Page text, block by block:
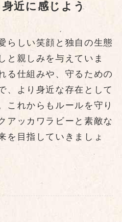
近に感じよう
らしい笑顔と独自の生態
と親しみを与えていま
る仕組みや、守るための
、より身近な存在として
これからもルールを守り
アッカワラビーと素敵な
を目指していきましょ